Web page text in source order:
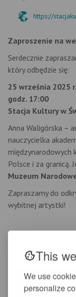
This
We use
personalize
https://
Zaproszenie na
Serdecznie
który odbędzie się:
25 września 2025 r.
godz. 17:00
Stacja Kultury w
Anna Waligórska –
nauczycielka
międzynarodowych
Polsce i za granicą.
Muzeum
Zapraszamy do
wybitnej artystki!